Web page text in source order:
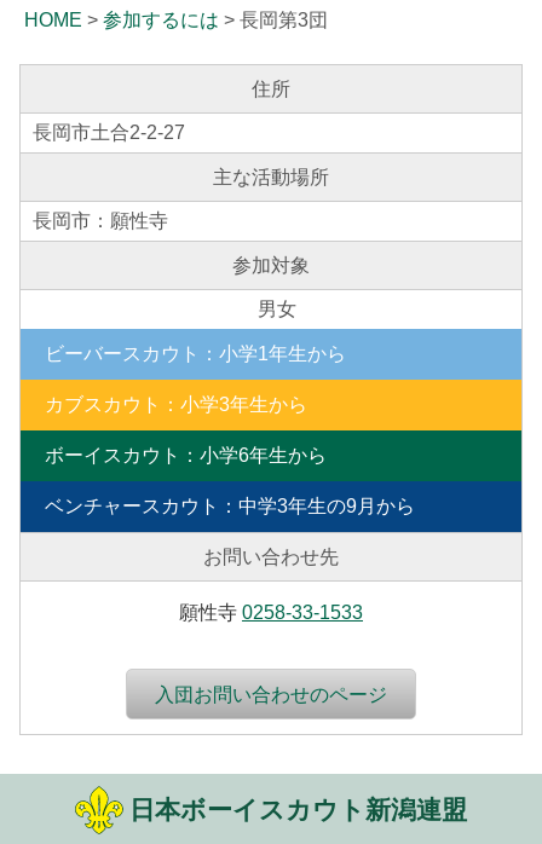
HOME > 参加するには > 長岡第3団
住所
長岡市土合2-2-27
主な活動場所
長岡市：願性寺
参加対象
男女
ビーバースカウト ： 小学1年生から
カブスカウト ： 小学3年生から
ボーイスカウト ： 小学6年生から
ベンチャースカウト ： 中学3年生の9月から
お問い合わせ先
願性寺 0258-33-1533
入団お問い合わせのページ
日本ボーイスカウト新潟連盟